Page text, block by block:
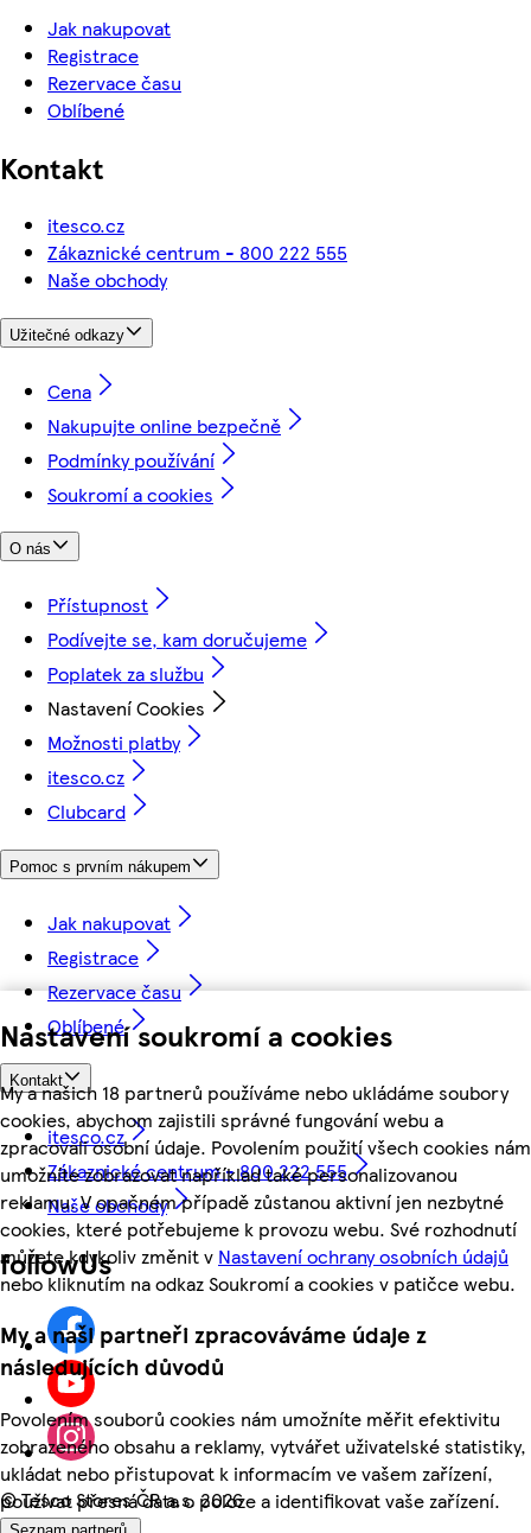
Nastavení soukromí a cookies
My a našich 18 partnerů používáme nebo ukládáme soubory
cookies, abychom zajistili správné fungování webu a
zpracovali osobní údaje. Povolením použití všech cookies nám
umožníte zobrazovat například také personalizovanou
reklamu. V opačném případě zůstanou aktivní jen nezbytné
cookies, které potřebujeme k provozu webu. Své rozhodnutí
můžete kdykoliv změnit v Nastavení ochrany osobních údajů
nebo kliknutím na odkaz Soukromí a cookies v patičce webu.
My a naši partneři zpracováváme údaje z
následujících důvodů
Povolením souborů cookies nám umožníte měřit efektivitu
zobrazeného obsahu a reklamy, vytvářet uživatelské statistiky,
ukládat nebo přistupovat k informacím ve vašem zařízení,
používat přesná data o poloze a identifikovat vaše zařízení.
Jak nakupovat
Registrace
Rezervace času
Oblíbené
Kontakt
itesco.cz
Zákaznické centrum - 800 222 555
Naše obchody
Užitečné odkazy
Cena
Nakupujte online bezpečně
Podmínky používání
Soukromí a cookies
O nás
Přístupnost
Podívejte se, kam doručujeme
Poplatek za službu
Nastavení Cookies
Možnosti platby
itesco.cz
Clubcard
Pomoc s prvním nákupem
Jak nakupovat
Registrace
Rezervace času
Oblíbené
Kontakt
itesco.cz
Zákaznické centrum - 800 222 555
Naše obchody
followUs
©Tesco Stores ČR a.s. 2026